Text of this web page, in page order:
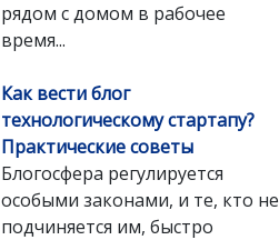
рядом с домом в рабочее
время...
Как вести блог
технологическому стартапу?
Практические советы
Блогосфера регулируется
особыми законами, и те, кто не
подчиняется им, быстро